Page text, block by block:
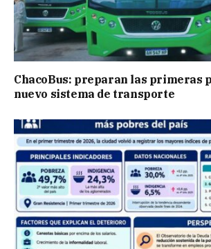
ChacoBus: preparan las primeras
nuevo sistema de transporte